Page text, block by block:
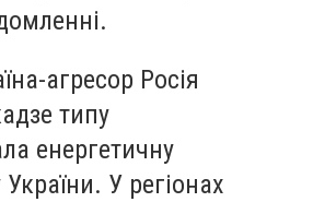
агресор Росія
типу
енергетичну
України. У регіонах